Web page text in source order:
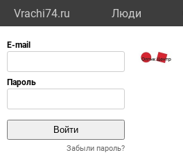
Vrachi74.ru Люди
Забыли пароль?